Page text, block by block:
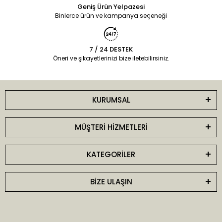
Geniş Ürün Yelpazesi
Binlerce ürün ve kampanya seçeneği
7 / 24 DESTEK
Öneri ve şikayetlerinizi bize iletebilirsiniz.
KURUMSAL
MÜŞTERİ HİZMETLERİ
KATEGORİLER
BİZE ULAŞIN